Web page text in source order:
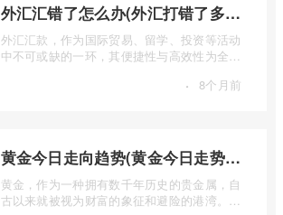
外汇汇错了怎么办(外汇打错了多久退回来)
外汇汇款，作为国际贸易、留学、投资等活动
中不可或缺的一环，其便捷性与高效性为全球
· 8个月前
黄金今日走向趋势(黄金今日走势分析建议)
黄金，作为一种拥有数千年历史的贵金属，自
古以来就被视为财富的象征和避险的港湾。在